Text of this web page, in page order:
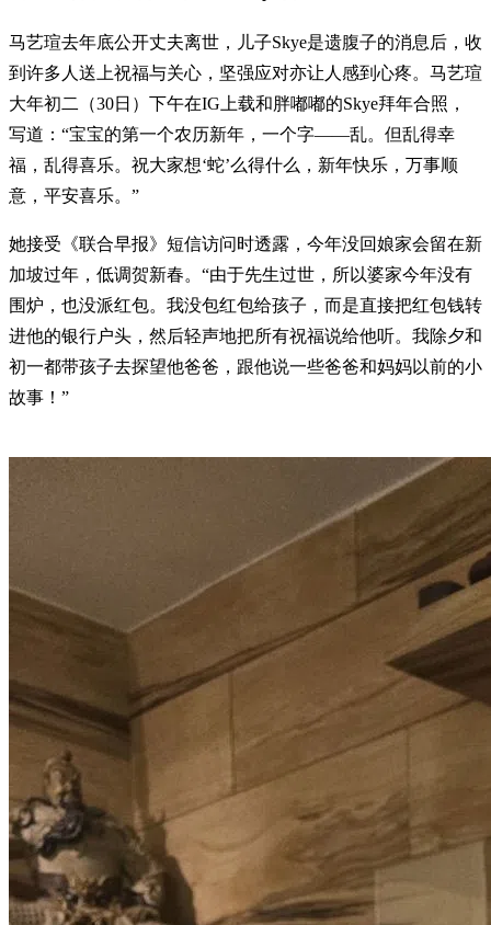
马艺瑄去年底公开丈夫离世，儿子Skye是遗腹子的消息后，收
到许多人送上祝福与关心，坚强应对亦让人感到心疼。马艺瑄
大年初二（30日）下午在IG上载和胖嘟嘟的Skye拜年合照，
写道：“宝宝的第一个农历新年，一个字——乱。但乱得幸
福，乱得喜乐。祝大家想‘蛇’么得什么，新年快乐，万事顺
意，平安喜乐。”
她接受《联合早报》短信访问时透露，今年没回娘家会留在新
加坡过年，低调贺新春。“由于先生过世，所以婆家今年没有
围炉，也没派红包。我没包红包给孩子，而是直接把红包钱转
进他的银行户头，然后轻声地把所有祝福说给他听。我除夕和
初一都带孩子去探望他爸爸，跟他说一些爸爸和妈妈以前的小
故事！”